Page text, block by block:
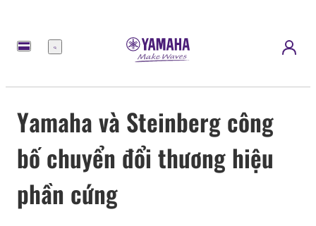
Menu
Yamaha và Steinberg công
bố chuyển đổi thương hiệu
phần cứng